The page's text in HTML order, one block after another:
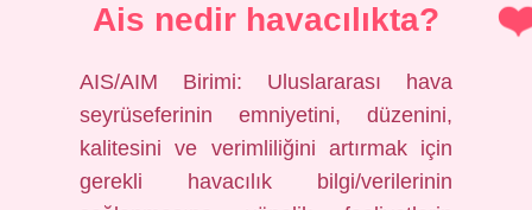
Ais nedir havacılıkta?
AIS/AIM Birimi: Uluslararası hava
seyrüseferinin emniyetini, düzenini,
kalitesini ve verimliliğini artırmak için
gerekli havacılık bilgi/verilerinin